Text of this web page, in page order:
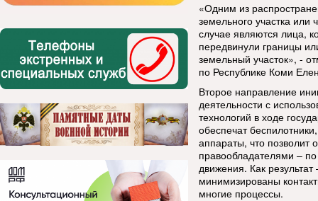
«Одним из
земельного участка
случае являются лица,
передвинули границы
земельный участок», -
по Республике Коми
Второе направление
деятельности с
технологий в ходе
обеспечат
аппараты, что позволит
правообладателями –
движения. Как
минимизированы
многие процессы.